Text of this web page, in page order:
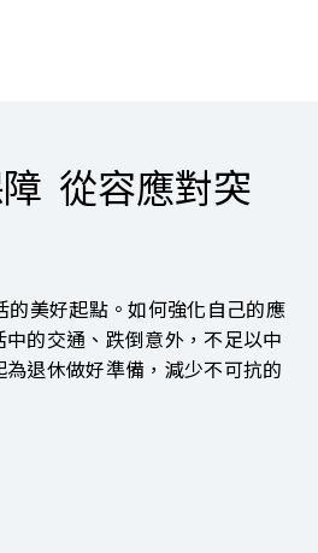
從容應對突
的美好起點。如何強化自己的應
的交通、跌倒意外，不足以中
退休做好準備，減少不可抗的